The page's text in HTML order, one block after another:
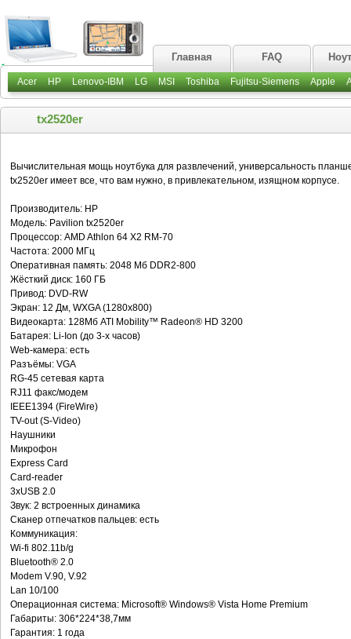
Главная FAQ
Acer HP Lenovo-IBM LG MSI Toshiba Fujitsu-Siemens Apple
tx2520er
Вычислительная мощь ноутбука для развлечений, универсальность
tx2520er имеет все, что вам нужно, в привлекательном, изящном корпусе.
Производитель: HP
Модель: Pavilion tx2520er
Процессор: AMD Athlon 64 X2 RM-70
Частота: 2000 МГц
Оперативная память: 2048 Мб DDR2-800
Жёсткий диск: 160 ГБ
Привод: DVD-RW
Экран: 12 Дм, WXGA (1280х800)
Видеокарта: 128Мб ATI Mobility™ Radeon® HD 3200
Батарея: Li-Ion (до 3-х часов)
Web-камера: есть
Разъёмы: VGA
RG-45 сетевая карта
RJ11 факс/модем
IEEE1394 (FireWire)
TV-out (S-Video)
Наушники
Микрофон
Express Card
Card-reader
3хUSB 2.0
Звук: 2 встроенных динамика
Сканер отпечатков пальцев: есть
Коммуникация:
Wi-fi 802.11b/g
Bluetooth® 2.0
Modem V.90, V.92
Lan 10/100
Операционная система: Microsoft® Windows® Vista Home Premium
Габариты: 306*224*38,7мм
Гарантия: 1 года